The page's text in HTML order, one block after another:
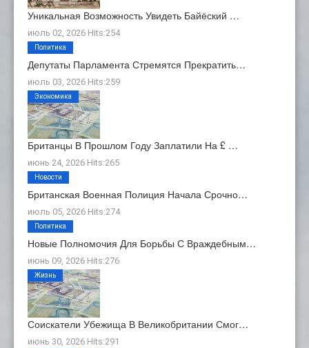
Уникальная Возможность Увидеть Байёский …
июль 02, 2026 Hits:254
Депутаты Парламента Стремятся Прекратить…
июль 03, 2026 Hits:259
Политика
Британцы В Прошлом Году Заплатили На £ …
июнь 24, 2026 Hits:265
Экономика
Британская Военная Полиция Начала Срочно…
июль 05, 2026 Hits:274
Новости
Новые Полномочия Для Борьбы С Враждебным…
июнь 09, 2026 Hits:276
Политика
Соискатели Убежища В Великобритании Смог…
июнь 30, 2026 Hits:291
Жизнь